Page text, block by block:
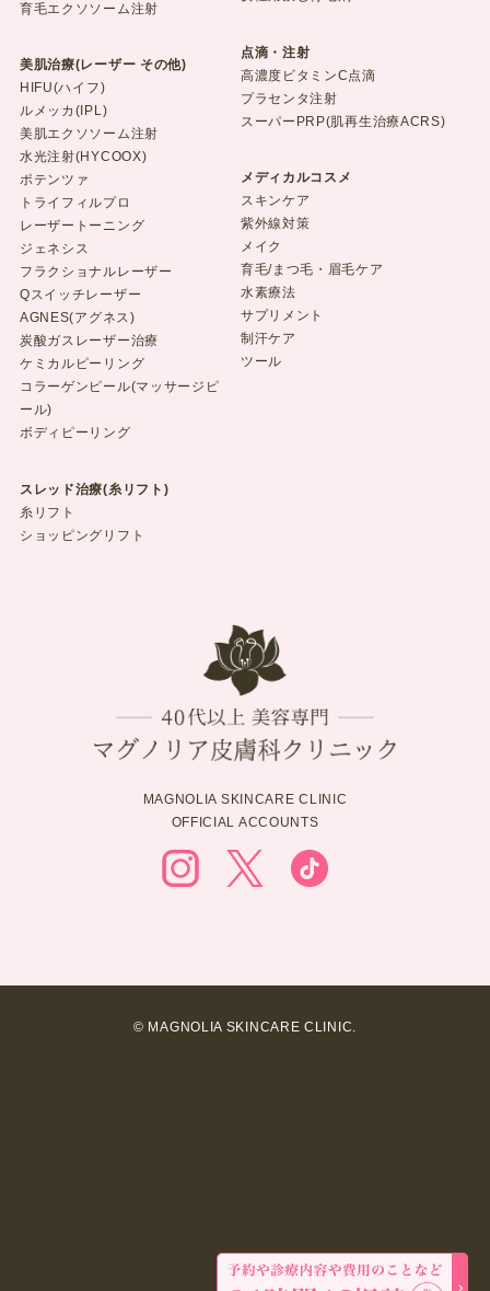
育毛エクソソーム注射
美肌治療(レーザー その他)
HIFU(ハイフ)
ルメッカ(IPL)
美肌エクソソーム注射
水光注射(HYCOOX)
ポテンツァ
トライフィルプロ
レーザートーニング
ジェネシス
フラクショナルレーザー
Qスイッチレーザー
AGNES(アグネス)
炭酸ガスレーザー治療
ケミカルピーリング
コラーゲンピール(マッサージピ
ール)
ボディピーリング
スレッド治療(糸リフト)
糸リフト
ショッピングリフト
点滴・注射
高濃度ビタミンC点滴
プラセンタ注射
スーパーPRP(肌再生治療ACRS)
メディカルコスメ
スキンケア
紫外線対策
メイク
育毛/まつ毛・眉毛ケア
水素療法
サプリメント
制汗ケア
ツール
MAGNOLIA SKINCARE CLINIC
OFFICIAL ACCOUNTS
© MAGNOLIA SKINCARE CLINIC.